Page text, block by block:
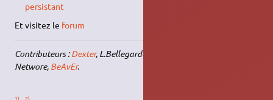
persistant
Et visitez le forum
Contributeurs :Dexter, L.Bellegarde, yurek,
Networe, BeAvEr.
1) 2)